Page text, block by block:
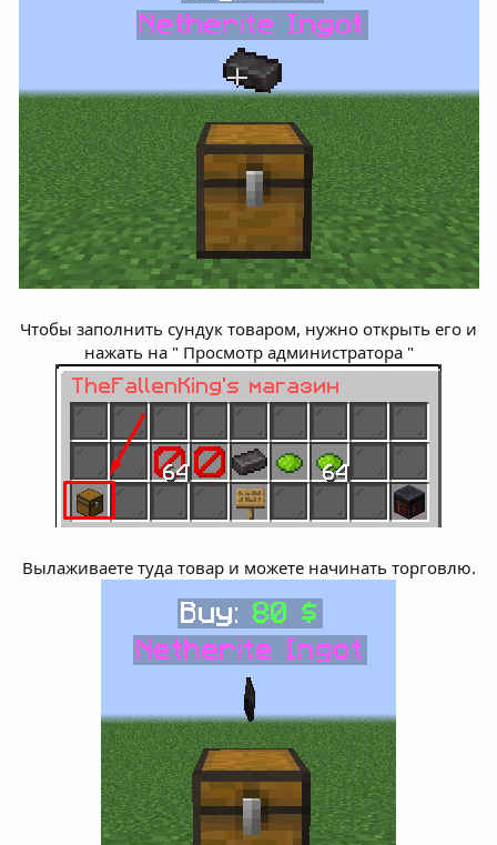
Чтобы заполнить сундук товаром, нужно открыть его и
нажать на " Просмотр администратора "
Вылаживаете туда товар и можете начинать торговлю.